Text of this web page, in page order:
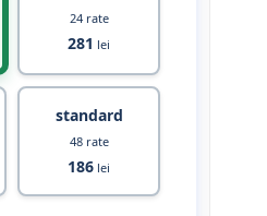
24 rate
281 lei
standard
48 rate
186 lei